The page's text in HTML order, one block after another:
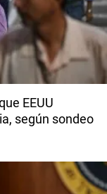
EEUU
según sondeo